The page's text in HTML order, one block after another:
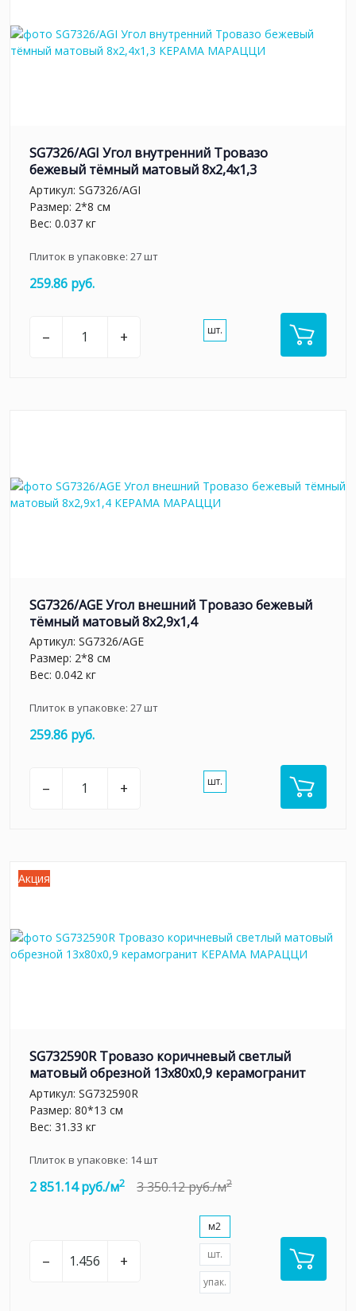
SG7326/AGI Угол внутренний Тровазо
бежевый тёмный матовый 8x2,4x1,3
Артикул: SG7326/AGI
Размер: 2*8 см
Вес: 0.037 кг
Плиток в упаковке: 27шт
259.86 руб.
– + шт.
SG7326/AGE Угол внешний Тровазо бежевый
тёмный матовый 8x2,9x1,4
Артикул: SG7326/AGE
Размер: 2*8 см
Вес: 0.042 кг
Плиток в упаковке: 27шт
259.86 руб.
– + шт.
Акция
SG732590R Тровазо коричневый светлый
матовый обрезной 13x80x0,9 керамогранит
Артикул: SG732590R
Размер: 80*13 см
Вес: 31.33 кг
Плиток в упаковке: 14шт
2 851.14 руб./м2 3 350.12 руб./м2
– +
м2
шт.
упак.